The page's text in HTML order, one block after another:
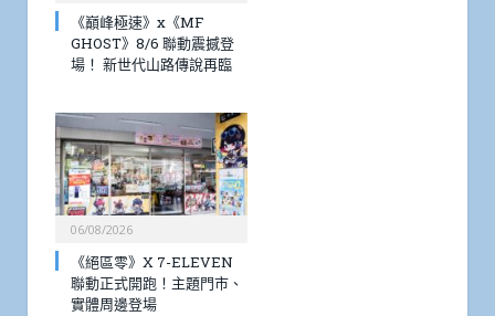
《巔峰極速》x《MF
GHOST》8/6 聯動震撼登
場！ 新世代山路傳說再臨
06/08/2026
《絕區零》X 7-ELEVEN
聯動正式開跑！主題門市、
實體周邊登場